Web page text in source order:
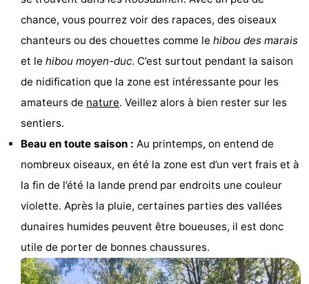
jeux
de
mini-
golf
Visites
guidées
Sports
Piscines
Faire
vélo
-
Randonnée
Équitation
Surfen
Peche
chance, vous pourrez voir des rapaces, des oiseaux
chanteurs ou des chouettes comme le hibou des marais
et le hibou moyen-duc. C’est surtout pendant la saison
de nidification que la zone est intéressante pour les
amateurs de nature. Veillez alors à bien rester sur les
sentiers.
Beau en toute saison : Au printemps, on entend de
nombreux oiseaux, en été la zone est d’un vert frais et à
la fin de l’été la lande prend par endroits une couleur
violette. Après la pluie, certaines parties des vallées
dunaires humides peuvent être boueuses, il est donc
utile de porter de bonnes chaussures.